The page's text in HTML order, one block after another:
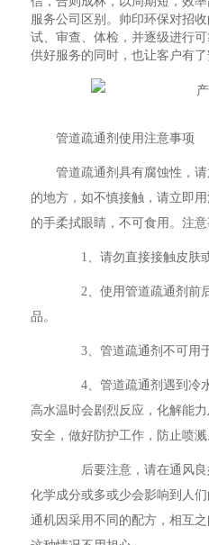
服务公司区别。帅印环保对招
试、审查、体检，并逐级进行
供好服务的同时，也让客户有了
管道疏通剂使用注意事项
管道疏通剂具有腐蚀性，
的地方，如不慎接触，请立即
的手柔拭眼睛，不可食用。注意
1、请勿直接接触皮肤或
2、使用管道疏通剂前
品。
3、管道疏通剂不可用于
4、管道疏通剂遇到冷
高水温时会剧烈反应，化解能
安全，做好防护工作，防止喷溅
后要注意，请在通风良
化学成分或多或少会影响到人
通机因采用不同的配方，相互